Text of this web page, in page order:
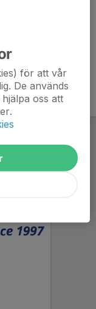
för att vår
De används
oss att